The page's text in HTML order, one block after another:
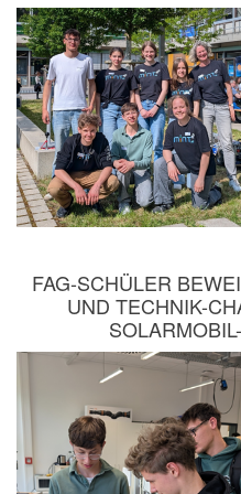
FAG-SCHÜLER
UND TECHNIK-